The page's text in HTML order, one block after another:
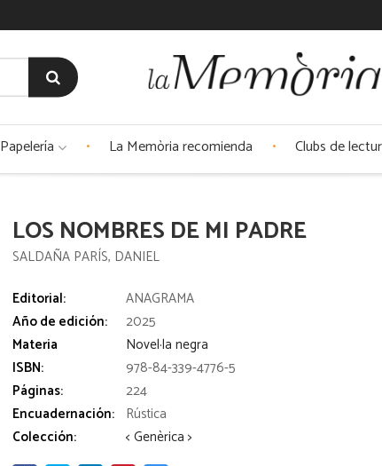
Papelería La Memòria recomienda Clubs de
LOS NOMBRES DE MI PADRE
SALDAÑA PARÍS, DANIEL
Editorial:
ANAGRAMA
Año de edición:
2025
Materia
Novel·la negra
ISBN:
978-84-339-4776-5
Páginas:
224
Encuadernación: Rústica
Colección:
< Genèrica >